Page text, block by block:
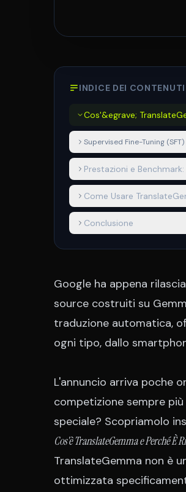
INDICE DEI CONTENUTI
Cos'&egrave;
Supervised Fine-Tuning (SFT)
Prestazioni e Benchmark:
Come Usare
Conclusione
Google ha appena
source costruiti su
traduzione automatica,
ogni tipo, dallo
L'annuncio arriva poche
competizione sempre
speciale? Scopriamolo
Cos'è TranslateGemma e Perché È
TranslateGemma non è
ottimizzata